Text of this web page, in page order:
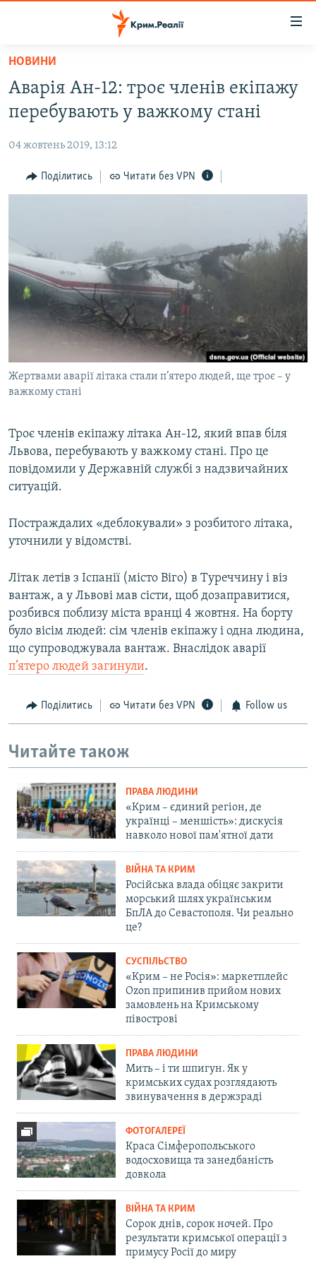
Перейти
основного
матеріалу
Перейти
до
навігації
Перейти
ВОДА.КРИМ
ВІДЕО ТА ФОТО
ПОЛІТИКА
БЛОГИ
ВСЕ ЗА ДЕНЬ
СПЕЦПРОЕКТИ
ДЕПОРТАЦІЯ
ВІДЕОУРОКИ «ELIFBE»
УКРАЇНСЬКА ПРОБЛЕМА КРИМУ
ЯК ОБІЙТИ БЛОКУВАННЯ
Русский
Qırımtatar
Усі сайти RFE/RL
НОВИНИ
Аварія Ан-12: троє членів екіпажу
перебувають у важкому стані
04 жовтень 2019, 13:12
Поділитись Читати без VPN
Жертвами аварії літака стали п’ятеро людей, ще троє – у
важкому стані
Троє членів екіпажу літака Ан-12, який впав біля
Львова, перебувають у важкому стані. Про це
повідомили у Державній службі з надзвичайних
ситуацій.
Постраждалих «деблокували» з розбитого літака,
уточнили у відомстві.
Літак летів з Іспанії (місто Віго) в Туреччину і віз
вантаж, а у Львові мав сісти, щоб дозаправитися,
розбився поблизу міста вранці 4 жовтня. На борту
було вісім людей: сім членів екіпажу і одна людина,
що супроводжувала вантаж. Внаслідок аварії
п’ятеро людей загинули.
Поділитись Читати без VPN Follow us
Читайте також
ПРАВА ЛЮДИНИ
«Крим – єдиний регіон, де
українці – меншість»: дискусія
навколо нової пам'ятної дати
ВІЙНА ТА КРИМ
Російська влада обіцяє закрити
морський шлях українським
БпЛА до Севастополя. Чи реально
це?
СУСПІЛЬСТВО
«Крим – не Росія»: маркетплейс
Ozon припинив прийом нових
замовлень на Кримському
півострові
ПРАВА ЛЮДИНИ
Мить – і ти шпигун. Як у
кримських судах розглядають
звинувачення в держзраді
ФОТОГАЛЕРЕЇ
Краса Сімферопольського
водосховища та занедбаність
довкола
ВІЙНА ТА КРИМ
Сорок днів, сорок ночей. Про
результати кримської операції з
примусу Росії до миру